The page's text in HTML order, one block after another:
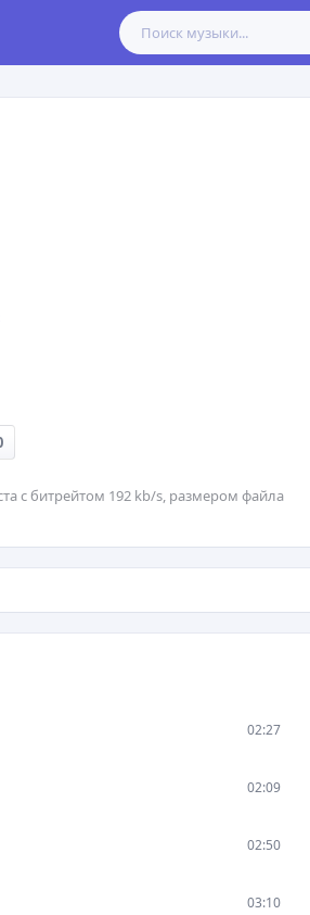
с битрейтом 192 kb/s, размером файла
02:27
02:09
02:50
03:10